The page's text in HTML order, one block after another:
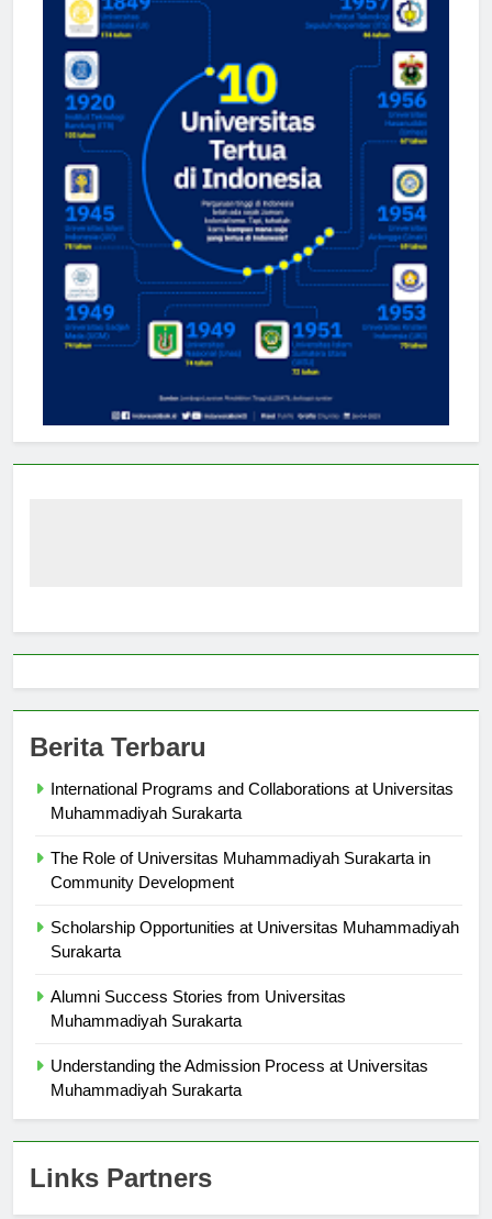
Berita Terbaru
International Programs and Collaborations at Universitas
The Role of Universitas Muhammadiyah Surakarta in
Scholarship Opportunities at Universitas Muhammadiyah
Alumni Success Stories from Universitas
Understanding the Admission Process at Universitas
Links Partners